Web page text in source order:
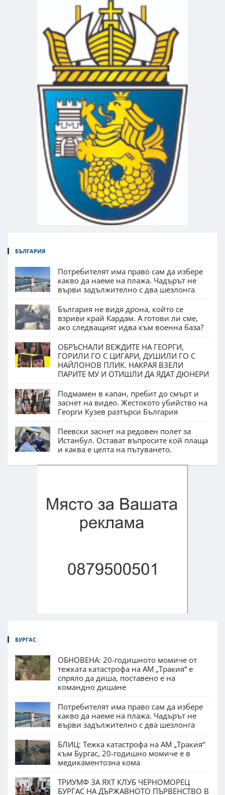
БЪЛГАРИЯ
Потребителят има право сам да избере
какво да наеме на плажа. Чадърът не
върви задължително с два шезлонга
България не видя дрона, който се
взриви край Кардам. А готови ли сме,
ако следващият идва към военна база?
ОБРЪСНАЛИ ВЕЖДИТЕ НА ГЕОРГИ,
ГОРИЛИ ГО С ЦИГАРИ, ДУШИЛИ ГО С
НАЙЛОНОВ ПЛИК. НАКРАЯ ВЗЕЛИ
ПАРИТЕ МУ И ОТИШЛИ ДА ЯДАТ ДЮНЕРИ
Подмамен в капан, пребит до смърт и
заснет на видео. Жестокото убийство на
Георги Кузев разтърси България
Пеевски заснет на редовен полет за
Истанбул. Остават въпросите кой плаща
и каква е целта на пътуването.
БУРГАС
ОБНОВЕНА: 20-годишното момиче от
тежката катастрофа на АМ „Тракия“ е
спряло да диша, поставено е на
командно дишане
Потребителят има право сам да избере
какво да наеме на плажа. Чадърът не
върви задължително с два шезлонга
БЛИЦ: Тежка катастрофа на АМ „Тракия“
към Бургас, 20-годишно момиче е в
медикаментозна кома
ТРИУМФ ЗА ЯХТ КЛУБ ЧЕРНОМОРЕЦ
БУРГАС НА ДЪРЖАВНОТО ПЪРВЕНСТВО В